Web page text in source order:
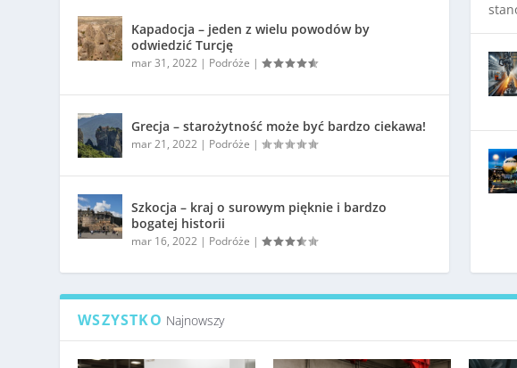
Kapadocja – jeden z wielu powodów by
odwiedzić Turcję
mar 31, 2022 | Podróże |
Grecja – starożytność może być bardzo ciekawa!
mar 21, 2022 | Podróże |
Szkocja – kraj o surowym pięknie i bardzo
bogatej historii
mar 16, 2022 | Podróże |
WSZYSTKO Najnowszy